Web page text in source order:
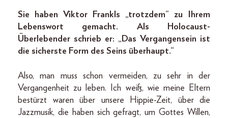
Sie haben Viktor Frankls „trotzdem“ zu Ihrem
Lebenswort gemacht. Als Holocaust-
Überlebender schrieb er: „Das Vergangensein ist
die sicherste Form des Seins überhaupt.“
Also, man muss schon vermeiden, zu sehr in der
Vergangenheit zu leben. Ich weiß, wie meine Eltern
bestürzt waren über unsere Hippie-Zeit, über die
Jazzmusik, die haben sich gefragt, um Gottes Willen,